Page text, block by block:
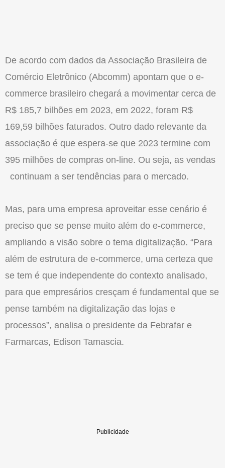
De acordo com dados da Associação Brasileira de
Comércio Eletrônico (Abcomm) apontam que o e-
commerce brasileiro chegará a movimentar cerca de
R$ 185,7 bilhões em 2023, em 2022, foram R$
169,59 bilhões faturados. Outro dado relevante da
associação é que espera-se que 2023 termine com
395 milhões de compras on-line. Ou seja, as vendas
continuam a ser tendências para o mercado.
Mas, para uma empresa aproveitar esse cenário é
preciso que se pense muito além do e-commerce,
ampliando a visão sobre o tema digitalização. “Para
além de estrutura de e-commerce, uma certeza que
se tem é que independente do contexto analisado,
para que empresários cresçam é fundamental que se
pense também na digitalização das lojas e
processos”, analisa o presidente da Febrafar e
Farmarcas, Edison Tamascia.